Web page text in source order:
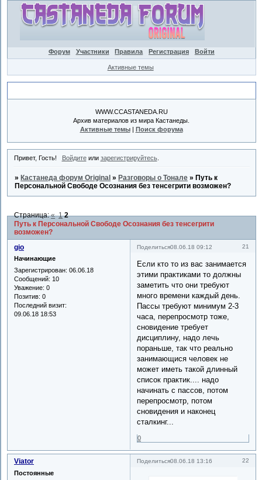
Форум Участники Правила Регистрация Войти
Активные темы
WWW.CCASTANEDA.RU
Архив материалов из мира Кастанеды.
Активные темы| Поиск форума
Привет, Гость! Войдитеили зарегистрируйтесь.
» Кастанеда форум Original » Разговоры о Тонале » Путь к
Персональной Свободе Осознания без тенсегрити возможен?
Путь к Персональной Свободе Осознания без тенсегрити
возможен?
Страница:« 1 2
Поделиться 21
08.06.18 09:12
gio
Начинающие
Зарегистрирован: 06.06.18
Сообщений: 10
Уважение: 0
Позитив: 0
Последний визит:
09.06.18 18:53
Если кто то из вас занимается
этими практиками то должны
заметить что они требуют
много времени каждый день.
Пассы требуют минимум 2-3
часа, перепросмотр тоже,
сновидение требует
дисциплину, надо лечь
пораньше, так что реально
занимающися человек не
может иметь такой длинный
список практик.... надо
начинать с пассов, потом
перепросмотр, потом
сновидения и наконец
сталкинг...
0
Поделиться 22
08.06.18 13:16
Viator
Постоянные